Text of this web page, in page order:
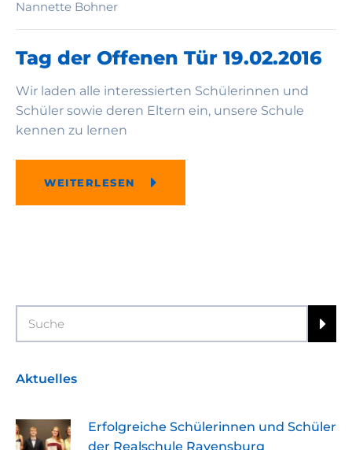
Nannette Bohner
Tag der Offenen Tür 19.02.2016
Wir laden alle interessierten Schülerinnen und
Schüler sowie deren Eltern ein, unsere Schule
kennen zu lernen
WEITERLESEN
Aktuelles
Erfolgreiche Schülerinnen und Schüler
der Realschule Ravensburg